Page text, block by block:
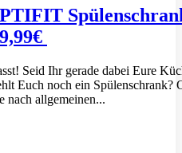
Seid Ihr gerade dabei Eure
Euch noch ein Spülenschrank?
nach allgemeinen...